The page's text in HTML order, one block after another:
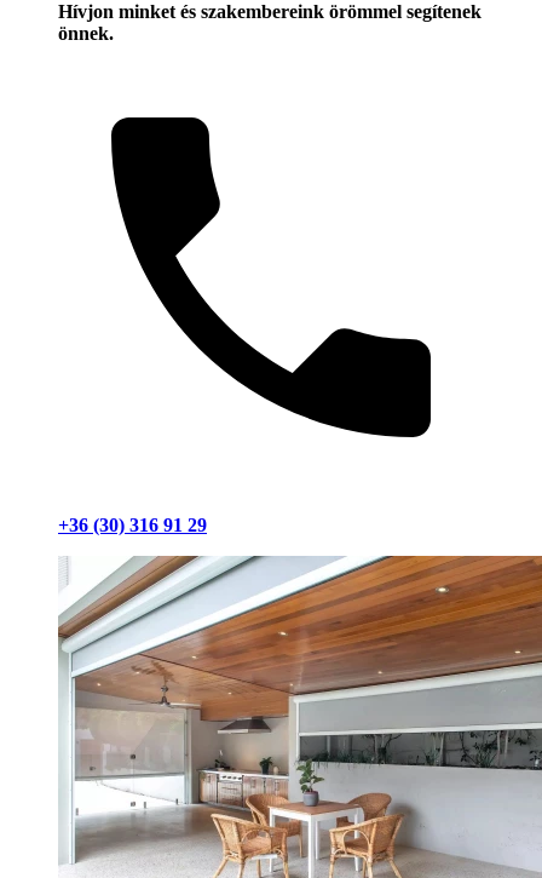
Hívjon minket és szakembereink örömmel segítenek
önnek.
+36 (30) 316 91 29